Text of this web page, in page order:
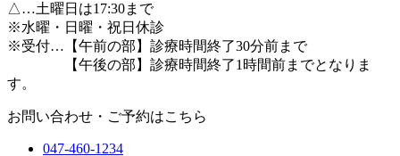
△…土曜日は17:30まで
※水曜・日曜・祝日休診
※受付…【午前の部】診療時間終了30分前まで
【午後の部】診療時間終了1時間前までとなりま
す。
お問い合わせ・ご予約はこちら
047-460-1234